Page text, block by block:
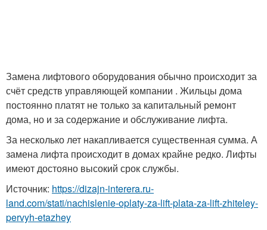
Замена лифтового оборудования обычно происходит за
счёт средств управляющей компании . Жильцы дома
постоянно платят не только за капитальный ремонт
дома, но и за содержание и обслуживание лифта.
За несколько лет накапливается существенная сумма. А
замена лифта происходит в домах крайне редко. Лифты
имеют достояно высокий срок службы.
Источник: https://dizajn-interera.ru-
land.com/stati/nachislenie-oplaty-za-lift-plata-za-lift-zhiteley-
pervyh-etazhey